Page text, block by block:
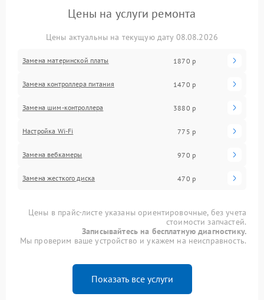
Цены на услуги ремонта
Цены актуальны на текущую дату 08.08.2026
Замена материнской платы 1870 р
Замена контроллера питания 1470 р
Замена шим-контроллера 3880 р
Настройка Wi-Fi 775 р
Замена вебкамеры 970 р
Замена жесткого диска 470 р
Цены в прайс-листе указаны ориентировочные, без учета
стоимости запчастей.
Записывайтесь на бесплатную диагностику.
Мы проверим ваше устройство и укажем на неисправность.
Показать все услуги